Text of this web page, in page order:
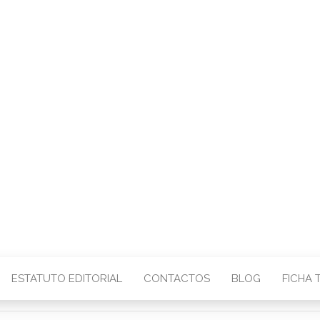
ESTATUTO EDITORIAL CONTACTOS BLOG FICHA